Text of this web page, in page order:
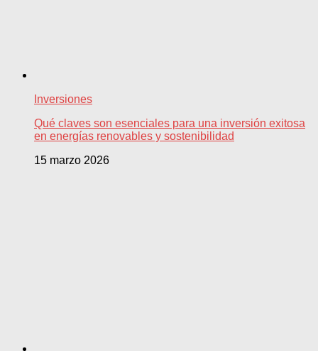
Inversiones
Qué claves son esenciales para una inversión exitosa
en energías renovables y sostenibilidad
15 marzo 2026